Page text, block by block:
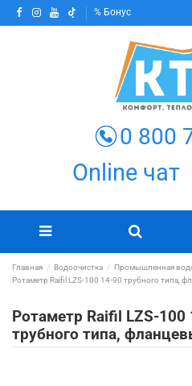
Бонус
0 800
Online чат
Главная Водоочистка Промышленная
Ротаметр Raifil LZS-100 14-90 трубного типа,
Ротаметр Raifil LZS-100
трубного типа,